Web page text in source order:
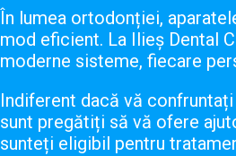
În lumea ortodonției,
mod eficient. La Ilieș Dental
moderne sisteme, fiecare
Indiferent dacă vă
sunt pregătiți să vă ofere
sunteți eligibil pentru